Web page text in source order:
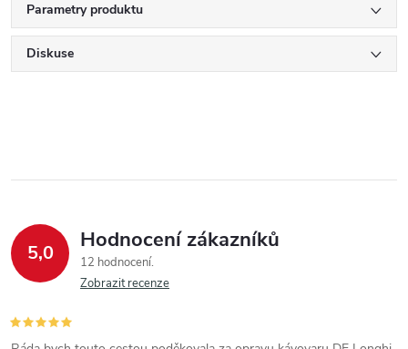
Parametry produktu
Diskuse
5,0 Hodnocení zákazníků
12 hodnocení
Zobrazit recenze